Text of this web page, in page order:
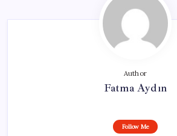
Author
Fatma Aydın
Follow Me